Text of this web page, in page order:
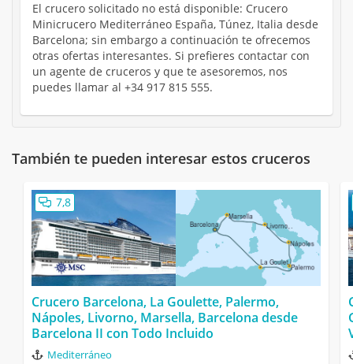
El crucero solicitado no está disponible: Crucero
Minicrucero Mediterráneo España, Túnez, Italia desde
Barcelona; sin embargo a continuación te ofrecemos
otras ofertas interesantes. Si prefieres contactar con
un agente de cruceros y que te asesoremos, nos
puedes llamar al +34 917 815 555.
También te pueden interesar estos cruceros
7,8
Crucero Barcelona, La Goulette, Palermo,
Nápoles, Livorno, Marsella, Barcelona desde
Barcelona II con Todo Incluido
Mediterráneo